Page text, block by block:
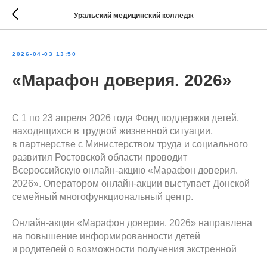
Уральский медицинский колледж
2026-04-03 13:50
«Марафон доверия. 2026»
С 1 по 23 апреля 2026 года Фонд поддержки детей,
находящихся в трудной жизненной ситуации,
в партнерстве с Министерством труда и социального
развития Ростовской области проводит
Всероссийскую онлайн-акцию «Марафон доверия.
2026». Оператором онлайн-акции выступает Донской
семейный многофункциональный центр.
Онлайн-акция «Марафон доверия. 2026» направлена
на повышение информированности детей
и родителей о возможности получения экстренной